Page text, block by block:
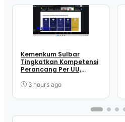
News
Kemenkum Sulbar
Tingkatkan Kompetensi
Perancang Per UU,
Berkualitas
3 hours ago